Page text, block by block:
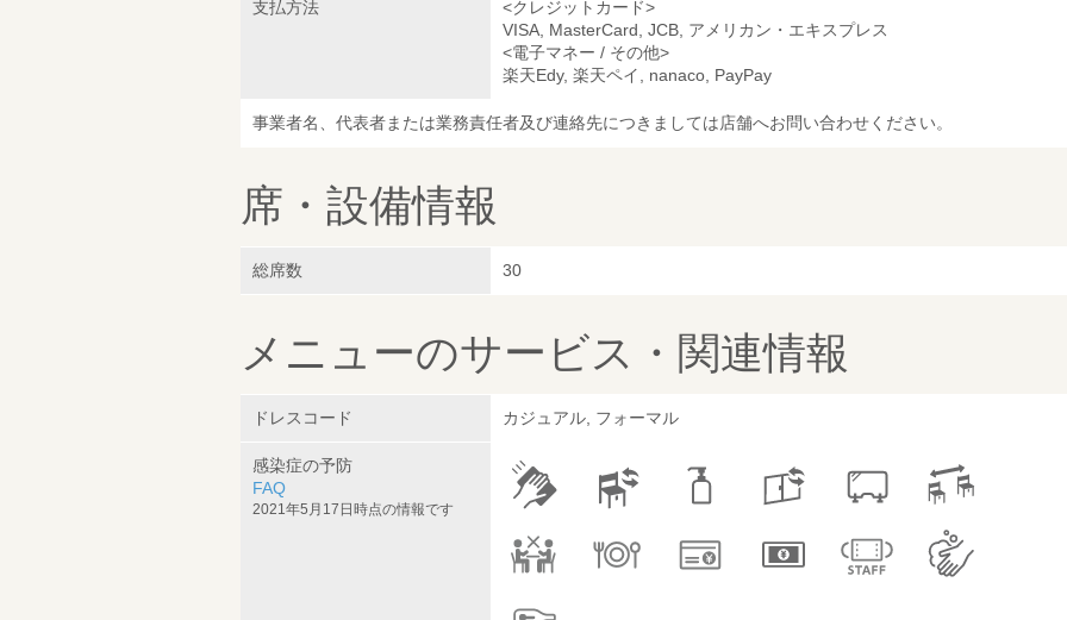
支払方法
<クレジットカード>
VISA, MasterCard, JCB, アメリカン・エキスプレス
<電子マネー / その他>
楽天Edy, 楽天ペイ, nanaco, PayPay
事業者名、代表者または業務責任者及び連絡先につきましては店舗へお問い合わせください。
席・設備情報
総席数 30
メニューのサービス・関連情報
ドレスコード カジュアル, フォーマル
感染症の予防
FAQ
2021年5月17日時点の情報です